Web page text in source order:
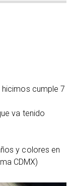
hicimos cumple 7
va tenido
y colores en
CDMX)